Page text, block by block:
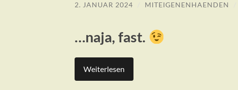
2. JANUAR 2024 MITEIGENENHAENDEN
…naja, fast.
Weiterlesen